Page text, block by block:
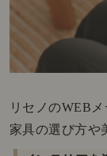
リセノのWEBメ
家具の選び方や